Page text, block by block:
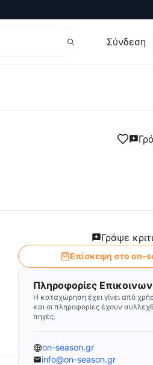
Σύνδεση
Γράψε
Επίσκεψη στο on-
Πληροφορίες
Η καταχώρηση έχει γίνει από
και οι πληροφορίες έχουν
πηγές.
on-season.gr
info@on-season.gr